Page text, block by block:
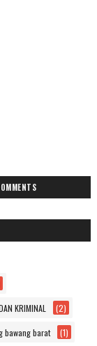
KRIMINAL (2)
bawang barat (1)